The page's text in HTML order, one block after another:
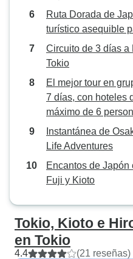
Ruta Dorada de
turístico asequible
Circuito de 3 días a
Tokio
El mejor tour en
7 días, con hoteles
máximo de 6
Instantánea de
Life Adventures
Encantos de Japón
Fuji y Kioto
Tokio, Kioto e
en Tokio
4.4 (21 reseñas)